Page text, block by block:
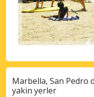
Marbella, San Pedro
yakin yerler